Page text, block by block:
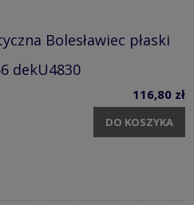
Bolesławiec płaski
dekU4830
116,80 zł
DO KOSZYKA